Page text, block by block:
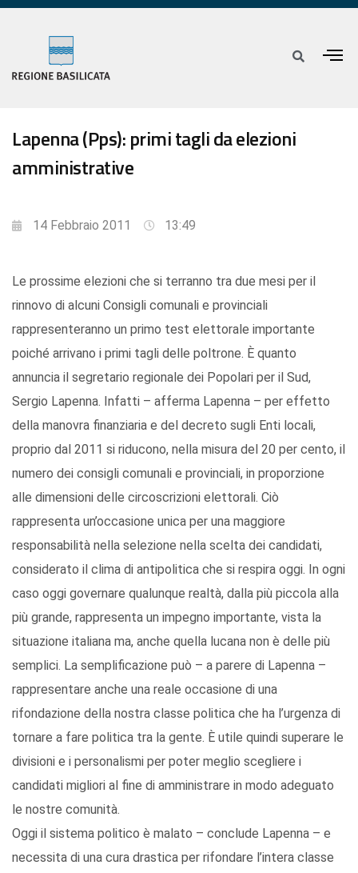
Lapenna (Pps): primi tagli da elezioni
amministrative
14 Febbraio 2011 13:49
Le prossime elezioni che si terranno tra due mesi per il
rinnovo di alcuni Consigli comunali e provinciali
rappresenteranno un primo test elettorale importante
poiché arrivano i primi tagli delle poltrone. È quanto
annuncia il segretario regionale dei Popolari per il Sud,
Sergio Lapenna. Infatti – afferma Lapenna – per effetto
della manovra finanziaria e del decreto sugli Enti locali,
proprio dal 2011 si riducono, nella misura del 20 per cento, il
numero dei consigli comunali e provinciali, in proporzione
alle dimensioni delle circoscrizioni elettorali. Ciò
rappresenta un’occasione unica per una maggiore
responsabilità nella selezione nella scelta dei candidati,
considerato il clima di antipolitica che si respira oggi. In ogni
caso oggi governare qualunque realtà, dalla più piccola alla
più grande, rappresenta un impegno importante, vista la
situazione italiana ma, anche quella lucana non è delle più
semplici. La semplificazione può – a parere di Lapenna –
rappresentare anche una reale occasione di una
rifondazione della nostra classe politica che ha l’urgenza di
tornare a fare politica tra la gente. È utile quindi superare le
divisioni e i personalismi per poter meglio scegliere i
candidati migliori al fine di amministrare in modo adeguato
le nostre comunità.
Oggi il sistema politico è malato – conclude Lapenna – e
necessita di una cura drastica per rifondare l’intera classe